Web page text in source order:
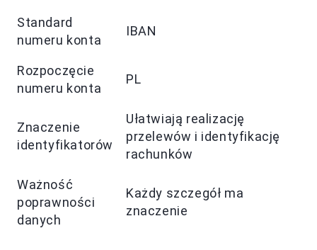
Standard
numeru konta
IBAN
Rozpoczęcie
numeru konta
PL
Znaczenie
identyfikatorów
Ułatwiają realizację
przelewów i identyfikację
rachunków
Ważność
poprawności
danych
Każdy szczegół ma
znaczenie